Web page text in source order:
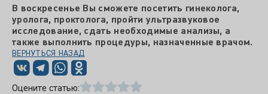
В воскресенье Вы сможете посетить гинеколога,
уролога, проктолога, пройти ультразвуковое
исследование, сдать необходимые анализы, а
также выполнить процедуры, назначенные врачом.
ВЕРНУТЬСЯ НАЗАД
Оцените статью: